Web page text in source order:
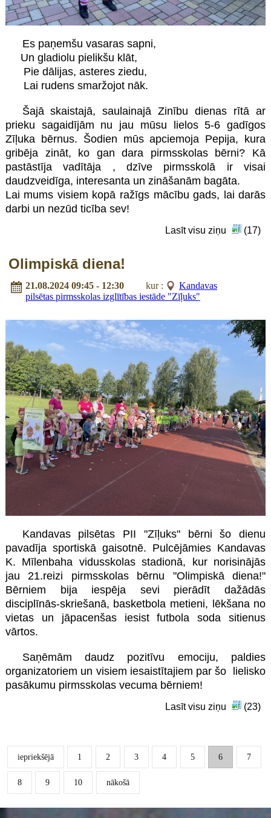
Es paņemšu vasaras sapni,
Un gladiolu pielikšu klāt,
Pie dālijas, asteres ziedu,
Lai rudens smaržojot nāk.
Šajāskaistajā, saulainajā Zinību dienas rītā ar
prieku sagaidījām nu jau mūsu lielos 5-6 gadīgos
Zīļuka bērnus. Šodien mūs apciemoja Pepija, kura
gribēja zināt, ko gan dara pirmsskolas bērni? Kā
pastāstīja vadītāja , dzīve pirmsskolā ir visai
daudzveidīga, interesanta un zināšanām bagāta.
Lai mums visiem kopā ražīgs mācību gads, lai darās
darbi un nezūd ticība sev!
Lasīt visu ziņu (17)
Olimpiskā diena!
21.08.2024 09:45 - 12:30 kur :
Kandavas
pilsētas pirmsskolas izglītības iestāde "Zīļuks"
Kandavas pilsētas PII "Zīļuks" bērni šo dienu
pavadīja sportiskā gaisotnē. Pulcējāmies Kandavas
K. Mīlenbaha vidusskolas stadionā, kur norisinājās
jau 21.reizi pirmsskolas bērnu "Olimpiskā diena!"
Bērniem bija iespēja sevi pierādīt dažādās
disciplīnās-skriešanā, basketbola metieni, lēkšana no
vietas un jāpacenšas iesist futbola soda sitienus
vārtos.
Saņēmām daudz pozitīvu emociju, paldies
organizatoriem un visiem iesaistītajiem par šo lielisko
pasākumu pirmsskolas vecuma bērniem!
Lasīt visu ziņu (23)
iepriekšējā 1 2 3 4 5 6 7
8 9 10 nākošā